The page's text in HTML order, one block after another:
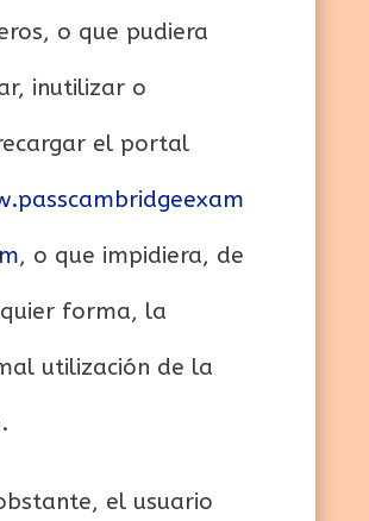
o que pudiera
inutilizar o
el portal
, o que impidiera, de
forma, la
utilización de la
el usuario